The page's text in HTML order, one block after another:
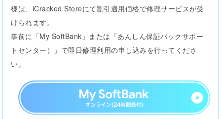
様は、iCracked Storeにて割引適用価格で修理サービスが受
けられます。
事前に「My SoftBank」または「あんしん保証パックサポー
トセンター）」で即日修理利用の申し込みを行ってくださ
い。